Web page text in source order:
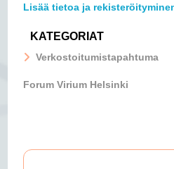
Lisää tietoa ja
KATEGORIAT
Verkostoitumistapahtuma
Forum Virium Helsinki